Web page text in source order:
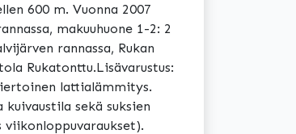
600 m. Vuonna 2007
makuuhuone 1-2: 2
rannassa, Rukan
Rukatonttu.Lisävarustus:
lattialämmitys.
sekä suksien